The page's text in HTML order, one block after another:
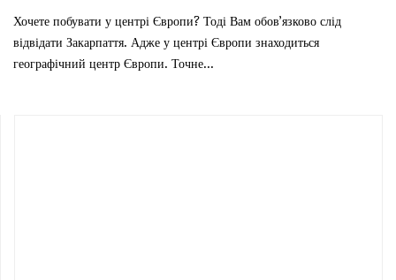
Хочете побувати у центрі Європи? Тоді Вам обов’язково слід
відвідати Закарпаття. Адже у центрі Європи знаходиться
географічний центр Європи. Точне...